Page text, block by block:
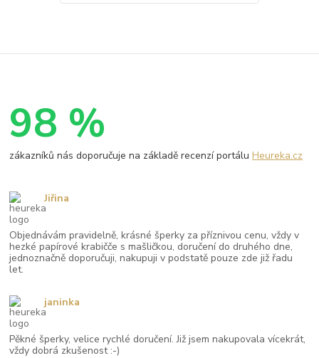
98 %
zákazníků nás doporučuje na základě recenzí portáluHeureka.cz
Objednávám pravidelně, krásné šperky za příznivou cenu, vždy v
hezké papírové krabičče s mašličkou, doručení do druhého dne,
jednoznačně doporučuji, nakupuji v podstatě pouze zde již řadu
let.
Jiřina
Pěkné šperky, velice rychlé doručení. Již jsem nakupovala vícekrát,
vždy dobrá zkušenost :-)
janinka